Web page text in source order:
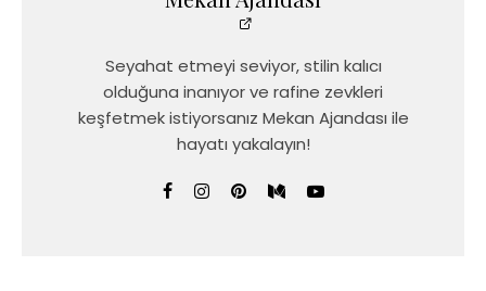
Seyahat etmeyi seviyor, stilin kalıcı
olduğuna inanıyor ve rafine zevkleri
keşfetmek istiyorsanız Mekan Ajandası ile
hayatı yakalayın!